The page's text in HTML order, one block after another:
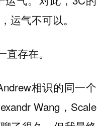
运气不可以。
存在。
相识的同一个
Wang，Scale